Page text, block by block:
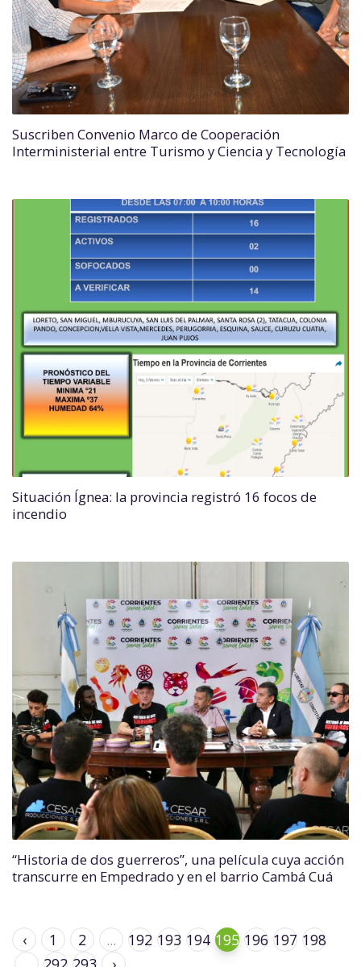
Suscriben Convenio Marco de Cooperación
Interministerial entre Turismo y Ciencia y Tecnología
Situación Ígnea: la provincia registró 16 focos de
incendio
“Historia de dos guerreros”, una película cuya acción
transcurre en Empedrado y en el barrio Cambá Cuá
‹ 1 2 ... 192 193 194 195 196 197 198